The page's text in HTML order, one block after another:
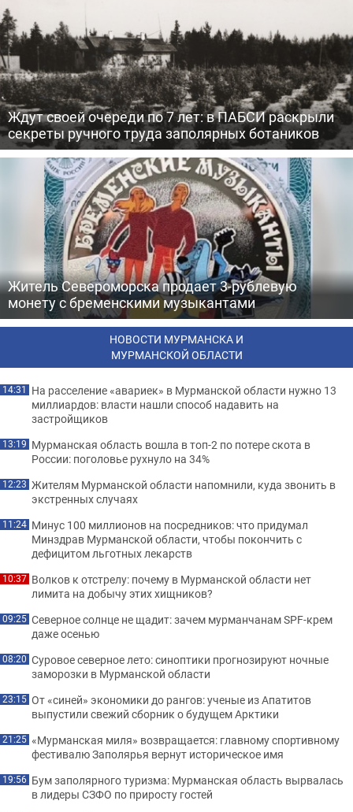
Ждут своей очереди по 7 лет: в ПАБСИ раскрыли
секреты ручного труда заполярных ботаников
Житель Североморска продает 3-рублевую
монету с бременскими музыкантами
НОВОСТИ МУРМАНСКА И
МУРМАНСКОЙ ОБЛАСТИ
14:31 На расселение «авариек» в Мурманской области нужно 13
миллиардов: власти нашли способ надавить на
застройщиков
13:19 Мурманская область вошла в топ-2 по потере скота в
России: поголовье рухнуло на 34%
12:23 Жителям Мурманской области напомнили, куда звонить в
экстренных случаях
11:24 Минус 100 миллионов на посредников: что придумал
Минздрав Мурманской области, чтобы покончить с
дефицитом льготных лекарств
10:37 Волков к отстрелу: почему в Мурманской области нет
лимита на добычу этих хищников?
09:25 Северное солнце не щадит: зачем мурманчанам SPF-крем
даже осенью
08:20 Суровое северное лето: синоптики прогнозируют ночные
заморозки в Мурманской области
23:15 От «синей» экономики до рангов: ученые из Апатитов
выпустили свежий сборник о будущем Арктики
21:25 «Мурманская миля» возвращается: главному спортивному
фестивалю Заполярья вернут историческое имя
19:56 Бум заполярного туризма: Мурманская область вырвалась
в лидеры СЗФО по приросту гостей